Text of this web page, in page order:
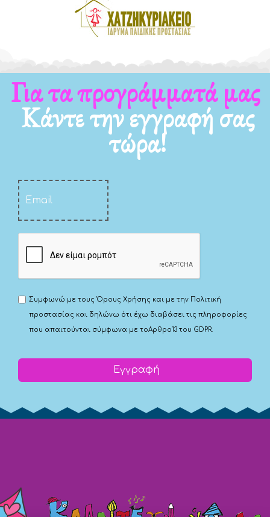
Για τα νέα μας
Κάντε την εγγραφή σας
τώρα!
Συμφωνώ με τουςΌρους Χρήσης και με την Πολιτική
προστασίας και δηλώνω ότι έχω διαβάσει τις πληροφορίες
που απαιτούνται σύμφωνα με τοΑρθρο13 του GDPR.
Εγγραφή